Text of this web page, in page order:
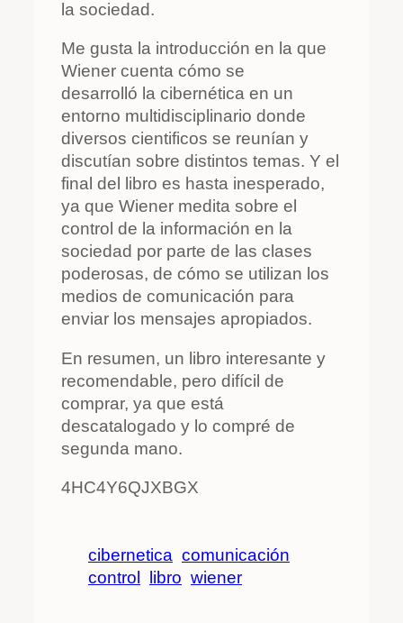
la sociedad.
Me gusta la introducción en la que
Wiener cuenta cómo se
desarrolló la cibernética en un
entorno multidisciplinario donde
diversos cientificos se reunían y
discutían sobre distintos temas. Y el
final del libro es hasta inesperado,
ya que Wiener medita sobre el
control de la información en la
sociedad por parte de las clases
poderosas, de cómo se utilizan los
medios de comunicación para
enviar los mensajes apropiados.
En resumen, un libro interesante y
recomendable, pero difícil de
comprar, ya que está
descatalogado y lo compré de
segunda mano.
4HC4Y6QJXBGX
cibernetica comunicación
control
libro wiener